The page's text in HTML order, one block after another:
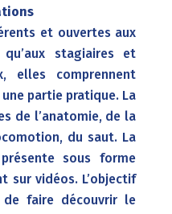
et ouvertes aux
stagiaires et
elles comprennent
partie pratique. La
de l’anatomie, de la
du saut. La
sous forme
sur vidéos. L’objectif
faire découvrir le